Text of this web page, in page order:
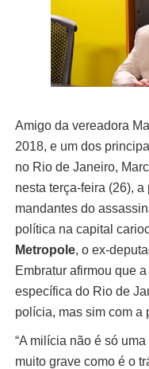
Amigo da vereadora
2018, e um dos
no Rio de Janeiro,
nesta terça-feira (26),
mandantes do
política na capital
Metropole, o ex-
Embratur afirmou que
específica do Rio de
polícia, mas sim com a
“A milícia não é só
muito grave como é o